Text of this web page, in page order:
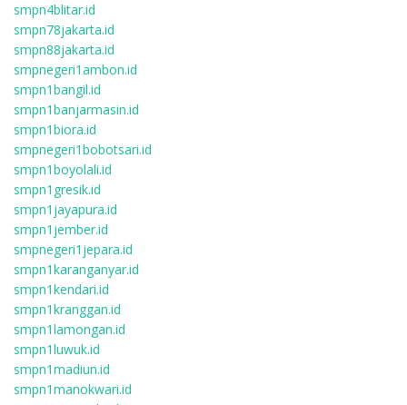
smpn4blitar.id
smpn78jakarta.id
smpn88jakarta.id
smpnegeri1ambon.id
smpn1bangil.id
smpn1banjarmasin.id
smpn1biora.id
smpnegeri1bobotsari.id
smpn1boyolali.id
smpn1gresik.id
smpn1jayapura.id
smpn1jember.id
smpnegeri1jepara.id
smpn1karanganyar.id
smpn1kendari.id
smpn1kranggan.id
smpn1lamongan.id
smpn1luwuk.id
smpn1madiun.id
smpn1manokwari.id